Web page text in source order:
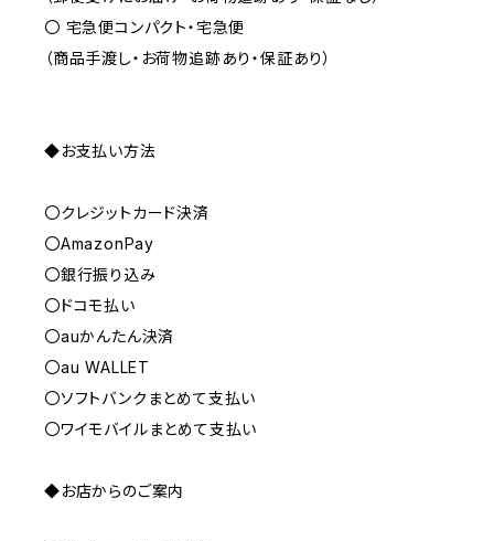
〇 宅急便コンパクト・宅急便
（商品手渡し・お荷物追跡あり・保証あり）
◆お支払い方法
〇クレジットカード決済
〇AmazonPay
〇銀行振り込み
〇ドコモ払い
〇auかんたん決済
〇au WALLET
〇ソフトバンクまとめて支払い
〇ワイモバイルまとめて支払い
◆お店からのご案内